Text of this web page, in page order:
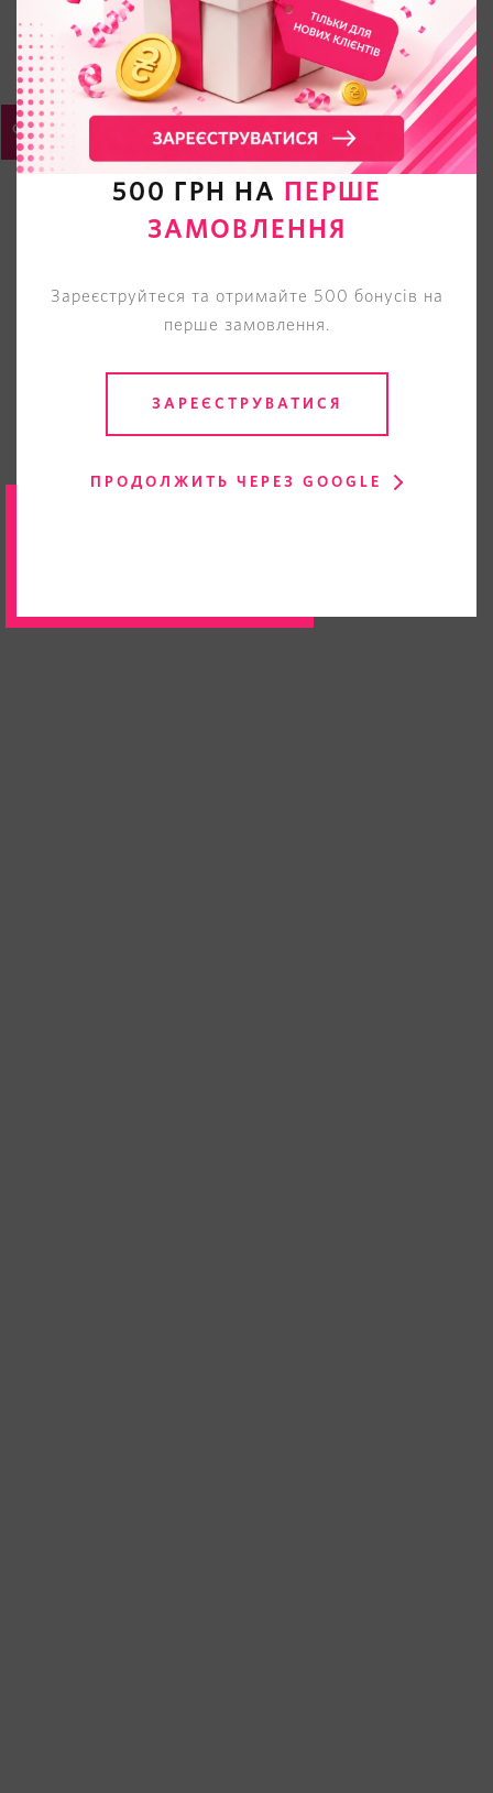
500 ГРН НА
ПЕРШЕ
ЗАМОВЛЕННЯ
Зареєструйтеся та отримайте 500 бонусів на
перше замовлення.
ЗАРЕЄСТРУВАТИСЯ
ПРОДОЛЖИТЬ ЧЕРЕЗ GOOGLE